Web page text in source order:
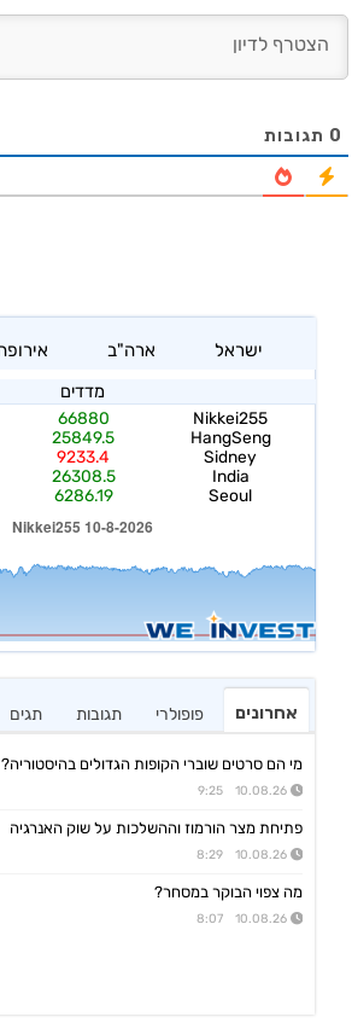
0 תגובות
אחרונים פופולרי תגובות תגים
מי הם סרטים שוברי הקופות הגדולים בהיסטוריה?
10.08.26 9:25
פתיחת מצר הורמוז וההשלכות על שוק האנרגיה
10.08.26 8:29
מה צפוי הבוקר במסחר?
10.08.26 8:07